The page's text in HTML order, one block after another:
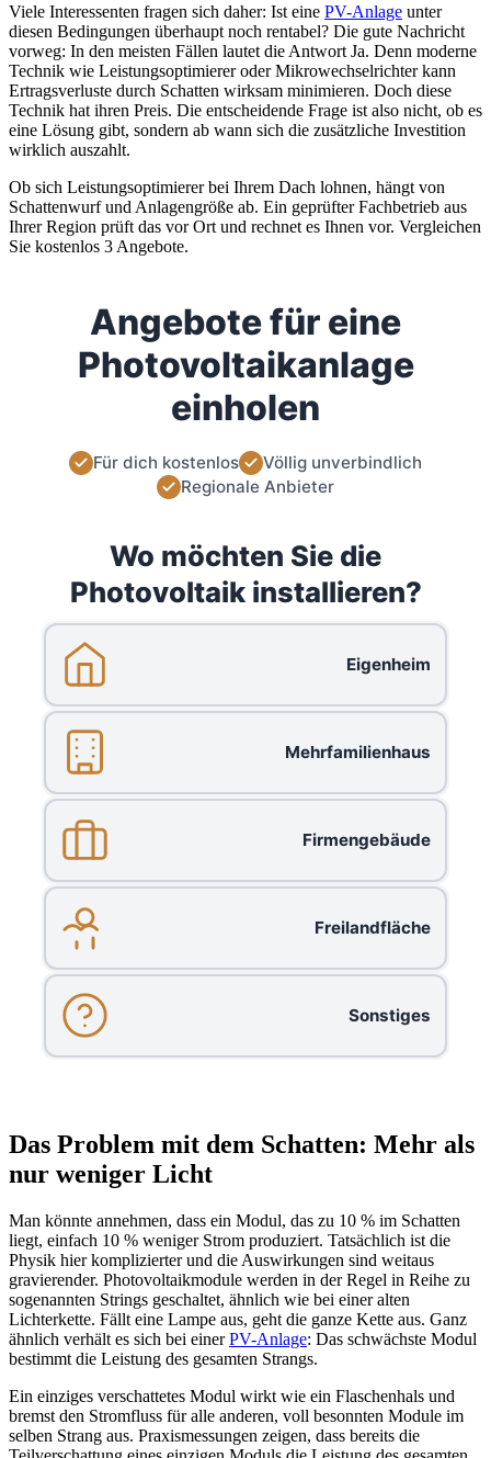
Viele Interessenten fragen sich daher: Ist eine PV-Anlage unter
diesen Bedingungen überhaupt noch rentabel? Die gute Nachricht
vorweg: In den meisten Fällen lautet die Antwort Ja. Denn moderne
Technik wie Leistungsoptimierer oder Mikrowechselrichter kann
Ertragsverluste durch Schatten wirksam minimieren. Doch diese
Technik hat ihren Preis. Die entscheidende Frage ist also nicht, ob es
eine Lösung gibt, sondern ab wann sich die zusätzliche Investition
wirklich auszahlt.
Ob sich Leistungsoptimierer bei Ihrem Dach lohnen, hängt von
Schattenwurf und Anlagengröße ab. Ein geprüfter Fachbetrieb aus
Ihrer Region prüft das vor Ort und rechnet es Ihnen vor. Vergleichen
Sie kostenlos 3 Angebote.
Angebote für eine
Photovoltaikanlage
einholen
Für dich kostenlos
Völlig unverbindlich
Regionale Anbieter
Wo möchten Sie die
Photovoltaik installieren?
Eigenheim
Mehrfamilienhaus
Firmengebäude
Freilandfläche
Sonstiges
Das Problem mit dem Schatten: Mehr als
nur weniger Licht
Man könnte annehmen, dass ein Modul, das zu 10 % im Schatten
liegt, einfach 10 % weniger Strom produziert. Tatsächlich ist die
Physik hier komplizierter und die Auswirkungen sind weitaus
gravierender. Photovoltaikmodule werden in der Regel in Reihe zu
sogenannten Strings geschaltet, ähnlich wie bei einer alten
Lichterkette. Fällt eine Lampe aus, geht die ganze Kette aus. Ganz
ähnlich verhält es sich bei einerPV-Anlage: Das schwächste Modul
bestimmt die Leistung des gesamten Strangs.
Ein einziges verschattetes Modul wirkt wie ein Flaschenhals und
bremst den Stromfluss für alle anderen, voll besonnten Module im
selben Strang aus. Praxismessungen zeigen, dass bereits die